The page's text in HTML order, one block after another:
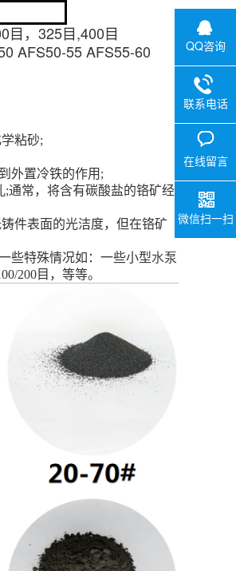
目，325目,400目
AFS50-55 AFS55-60
粘砂;
外置冷铁的作用;
;通常，将含有碳酸盐的铬矿经
件表面的光洁度，但在铬矿
些特殊情况如：一些小型水泵
200目，等等。
QQ咨询
联系电话
在线留言
微信扫一扫